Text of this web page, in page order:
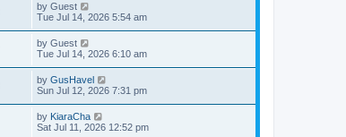
by Guest
Tue Jul 14, 2026 5:54 am
by Guest
Tue Jul 14, 2026 6:10 am
by GusHavel
Sun Jul 12, 2026 7:31 pm
by KiaraCha
Sat Jul 11, 2026 12:52 pm